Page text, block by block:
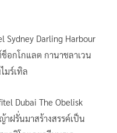
Sydney Darling Harbour
อกโกแลต กานาชลาเวน
มร์เทิล
Dubai The Obelisk
ฝรั่นมาสร้างสรรค์เป็น